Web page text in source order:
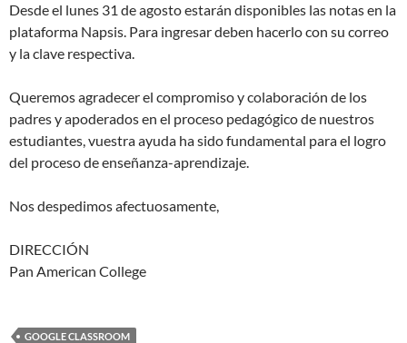
Desde el lunes 31 de agosto estarán disponibles las notas en la
plataforma Napsis. Para ingresar deben hacerlo con su correo
y la clave respectiva.
Queremos agradecer el compromiso y colaboración de los
padres y apoderados en el proceso pedagógico de nuestros
estudiantes, vuestra ayuda ha sido fundamental para el logro
del proceso de enseñanza-aprendizaje.
Nos despedimos afectuosamente,
DIRECCIÓN
Pan American College
GOOGLE CLASSROOM